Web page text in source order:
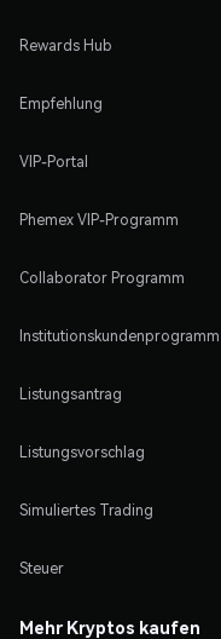
Rewards Hub
Empfehlung
VIP-Portal
Phemex VIP-Programm
Collaborator Programm
Institutionskundenprogramm
Listungsantrag
Listungsvorschlag
Simuliertes Trading
Steuer
Mehr Kryptos kaufen